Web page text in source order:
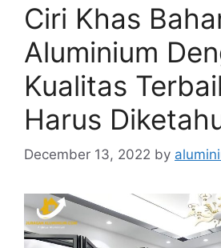
Ciri Khas
Aluminium
Kualitas
Harus
December 13, 2022 by